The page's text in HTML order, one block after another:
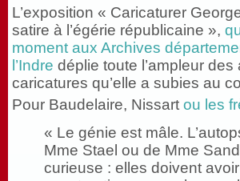
L’exposition « Caricaturer
satire à l’égérie républicaine »,
moment aux Archives
l’Indre déplie toute l’ampleur
caricatures qu’elle a subies au
Pour Baudelaire, Nissart ou les
« Le génie est mâle.
Mme Stael ou de Mme
curieuse : elles doivent